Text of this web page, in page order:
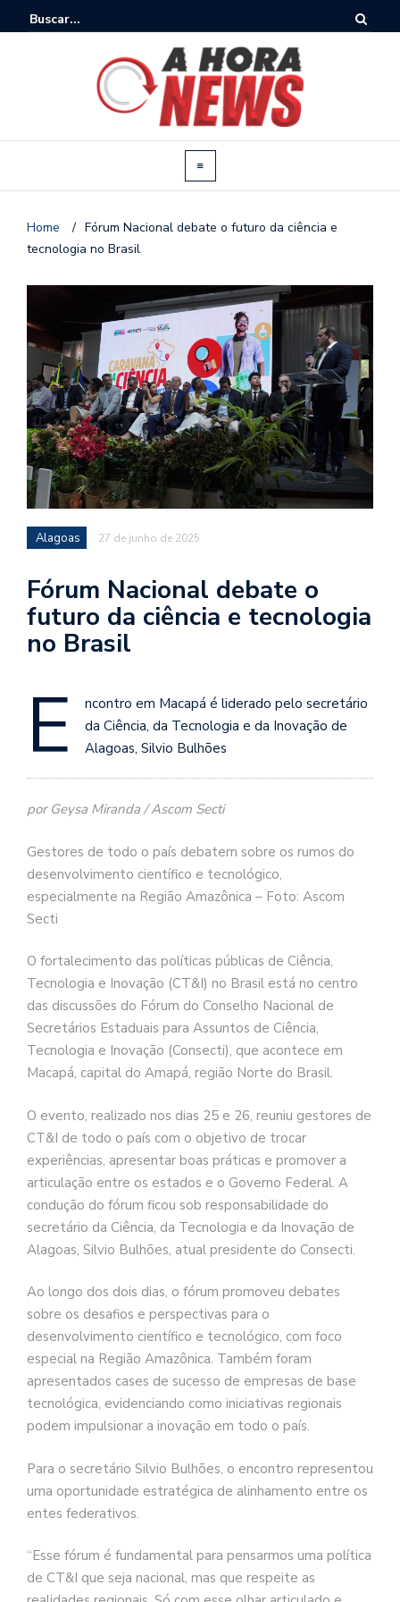
Home / Fórum Nacional debate o futuro da ciência e
tecnologia no Brasil
Alagoas 27 de junho de 2025
Fórum Nacional debate o
futuro da ciência e tecnologia
no Brasil
E
ncontro em Macapá é liderado pelo secretário
da Ciência, da Tecnologia e da Inovação de
Alagoas, Silvio Bulhões
por Geysa Miranda / Ascom Secti
Gestores de todo o país debatem sobre os rumos do
desenvolvimento científico e tecnológico,
especialmente na Região Amazônica – Foto: Ascom
Secti
O fortalecimento das políticas públicas de Ciência,
Tecnologia e Inovação (CT&I) no Brasil está no centro
das discussões do Fórum do Conselho Nacional de
Secretários Estaduais para Assuntos de Ciência,
Tecnologia e Inovação (Consecti), que acontece em
Macapá, capital do Amapá, região Norte do Brasil.
O evento, realizado nos dias 25 e 26, reuniu gestores de
CT&I de todo o país com o objetivo de trocar
experiências, apresentar boas práticas e promover a
articulação entre os estados e o Governo Federal. A
condução do fórum ficou sob responsabilidade do
secretário da Ciência, da Tecnologia e da Inovação de
Alagoas, Silvio Bulhões, atual presidente do Consecti.
Ao longo dos dois dias, o fórum promoveu debates
sobre os desafios e perspectivas para o
desenvolvimento científico e tecnológico, com foco
especial na Região Amazônica. Também foram
apresentados cases de sucesso de empresas de base
tecnológica, evidenciando como iniciativas regionais
podem impulsionar a inovação em todo o país.
Para o secretário Silvio Bulhões, o encontro representou
uma oportunidade estratégica de alinhamento entre os
entes federativos.
“Esse fórum é fundamental para pensarmos uma política
de CT&I que seja nacional, mas que respeite as